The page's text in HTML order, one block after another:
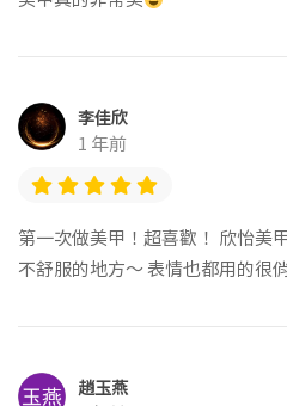
李佳欣
1 年前
第一次做美甲！超喜歡！ 欣怡美
不舒服的地方～ 表情也都用的很
趙玉燕